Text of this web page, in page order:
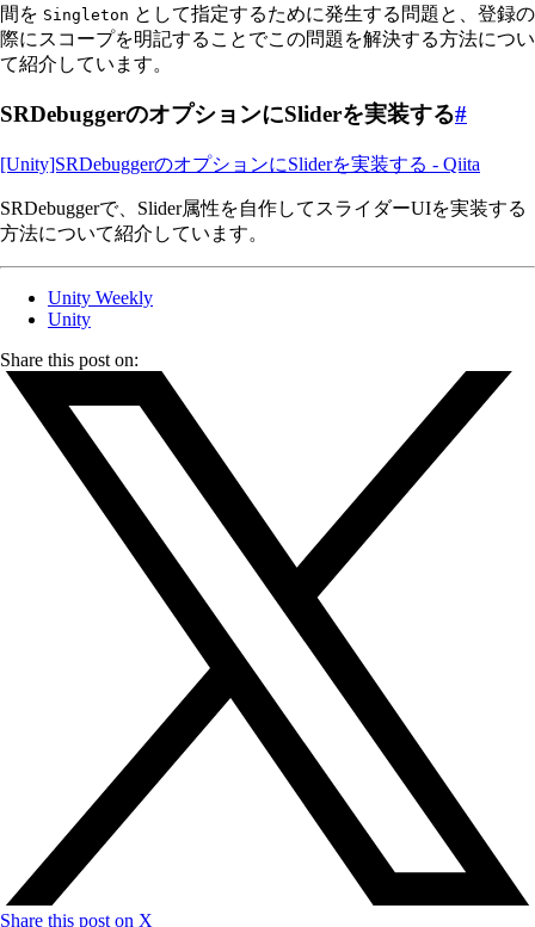
間を Singleton として指定するために発生する問題と、登録の
際にスコープを明記することでこの問題を解決する方法につい
て紹介しています。
SRDebuggerのオプションにSliderを実装する#
[Unity]SRDebuggerのオプションにSliderを実装する - Qiita
SRDebuggerで、Slider属性を自作してスライダーUIを実装する
方法について紹介しています。
Unity Weekly
Unity
Share this post on:
Share this post on X